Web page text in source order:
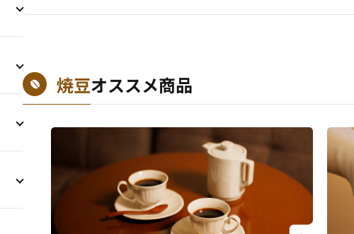
焼豆オススメ商品